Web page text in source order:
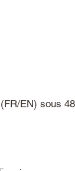
EN) sous